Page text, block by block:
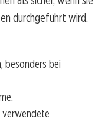
durchgeführt wird.
besonders bei
verwendete